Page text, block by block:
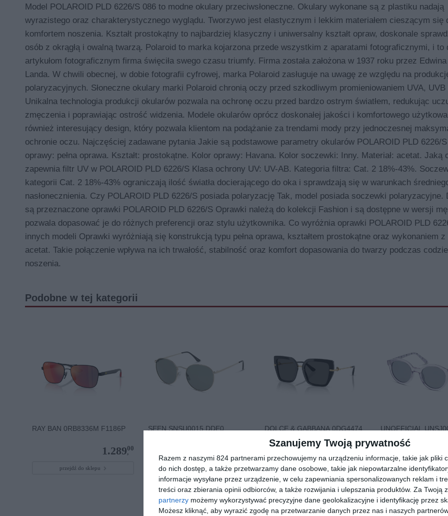
Szanujemy Twoją prywatność
Razem z naszymi 824 partnerami przechowujemy na urządzeniu informacje, takie jak pliki
do nich dostęp, a także przetwarzamy dane osobowe, takie jak niepowtarzalne
informacje wysyłane przez urządzenie, w celu zapewniania spersonalizowanych reklam i
treści oraz zbierania opinii odbiorców, a także rozwijania i ulepszania produktów. Za Twoją
partnerzy możemy wykorzystywać precyzyjne dane geolokalizacyjne i identyfikację przez
Możesz kliknąć, aby wyrazić zgodę na przetwarzanie danych przez nas i naszych
Model POLAROID PLD 6226/S 086 to modne okulary przeciwsłoneczne. Okulary wykonane są z plastiku nadają
wyrazistego oraz charakterystycznego wyglądu. Tworzywo jest elastycznym i lekkim materiałem cieszącym się
komfortem noszenia. Kształt prostokątny to najbardziej klasyczny i uniwersalny kształt opraw, doskonale
osób z okrągłą i owalną twarzą. Polaroid to marka kojarzona przede wszystkim z aparatami fotograficznymi, i to
artykułom fotograficznym firma święciła swego czasu triumfy. Firma została założona w 1937 roku przez
Landa. W chwili obecnej, w dobie fotografii cyfrowej, marka Polaroid zasługuje na uwagę ze względu na
polaryzacyjnych. Słoneczne okulary marki Polaroid chronią oczy przed szkodliwym promieniowaniem UVA, UVB
Unikalna technologia produkcji okularów pozwala na ochronę oczu przed bardzo ostrym światłem, redukując
zmęczenia i poprawiając ostrość widzenia. Modele okularów oprócz doskonałej jakości i komfortowego
również interesujący design, który pozwala klientom na podążanie za trendami mody przy jednoczesnej
ochronie oczu. Najczęściej zadawane pytania Jakie są podstawowe parametry okularów POLAROID PLD 6226/
oprawy: pełna oprawa. Kształt: prostokątne. Kolor oprawy: Havana. Kolor soczewki: Inny. Materiał: acetat. Jaką
zapewnia filtr UV w POLAROID PLD 6226/S Klasa ochrony UV: UV-AB. Kategoria filtra: Cat. 2 18%-43%.
kategorii Cat. 2 18%-43% ograniczają ilość światła docierającego do oka i sprawdzają się w warunkach
nasłonecznienia. Czy POLAROID PLD 6226/S posiada polaryzację Tak, model posiada soczewki polaryzacyjne.
są przeznaczone oprawki POLAROID PLD 6226/S Oprawki należą do kolekcji Fashion i są dostępne w wersji
pozwala dopasować je do różnych preferencji oraz stylu użytkownika. Co wyróżnia oprawki POLAROID PLD
innych modeli Oprawki wyróżniają się konstrukcją typu pełna oprawa, kształtem prostokątne oraz wykonaniem z
acetat. Takie połączenie wpływa na ich trwałość, stabilność oraz komfort dopasowania do twarzy podczas
noszenia.
Podobne w tej kategorii
RAY BAN 0RB8336M F1186P
1.289,
00
przejdź do sklepu
SEEN SNSU0015 DDE0
przejdź do sklepu
DOLCE & GABBANA 0DG4474
1.23500
przejdź do sklepu
UNOFFICIAL
przejdź do